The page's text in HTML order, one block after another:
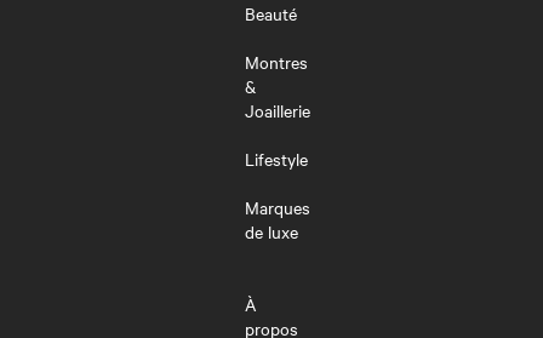
Beauté
Montres
&
Joaillerie
Lifestyle
Marques
de luxe
À
propos